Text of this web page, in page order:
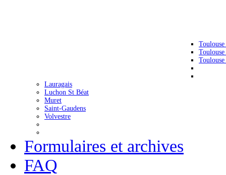
Toulouse
Toulouse
Lauragais
Luchon St Béat
Muret
Saint-Gaudens
Volvestre
Formulaires et archives
FAQ